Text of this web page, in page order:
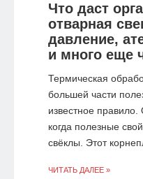
Что даст
отварная
давление,
и много еще
Термическая
большей части
известное
когда полезные
свёклы. Этот
ЧИТАТЬ ДАЛЕЕ »